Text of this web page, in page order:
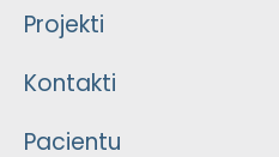
Projekti
Kontakti
Pacientu